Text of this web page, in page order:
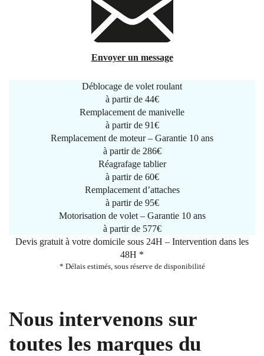
Envoyer un message
Déblocage de volet roulant
à partir de 44€
Remplacement de manivelle
à partir de 91€
Remplacement de moteur – Garantie 10 ans
à partir de 286€
Réagrafage tablier
à partir de 60€
Remplacement d’attaches
à partir de 95€
Motorisation de volet – Garantie 10 ans
à partir de 577€
Devis gratuit à votre domicile sous 24H – Intervention dans les
48H *
* Délais estimés, sous réserve de disponibilité
Nous intervenons sur
toutes les marques du